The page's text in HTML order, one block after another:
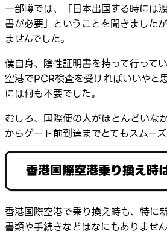
一部噂では、「日本出国する時には
書が必要」ということを聞きました
ませんでした。
僕自身、陰性証明書を持って行って
空港でPCR検査を受ければいいやと
には何も不要でした。
むしろ、国際便の人がほとんどいな
からゲート前到達までとてもスムー
香港国際空港乗り換え時
香港国際空港で乗り換え時も、特に
書類や手続きなどはなにもありません